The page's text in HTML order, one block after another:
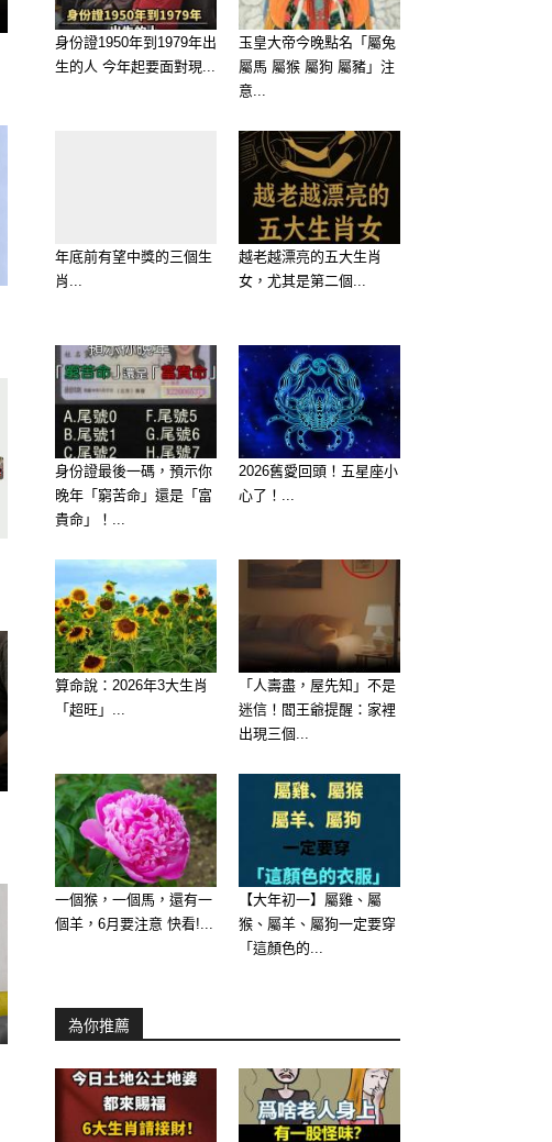
身份證1950年到1979年出
生的人 今年起要面對現...
玉皇大帝今晚點名「屬兔
屬馬 屬猴 屬狗 屬豬」注
意...
年底前有望中獎的三個生
肖...
越老越漂亮的五大生肖
女，尤其是第二個...
身份證最後一碼，預示你
晚年「窮苦命」還是「富
貴命」！...
2026舊愛回頭！五星座小
心了！...
算命說：2026年3大生肖
「超旺」...
「人壽盡，屋先知」不是
迷信！閻王爺提醒：家裡
出現三個...
一個猴，一個馬，還有一
個羊，6月要注意 快看!...
【大年初一】屬雞、屬
猴、屬羊、屬狗一定要穿
「這顏色的...
為你推薦